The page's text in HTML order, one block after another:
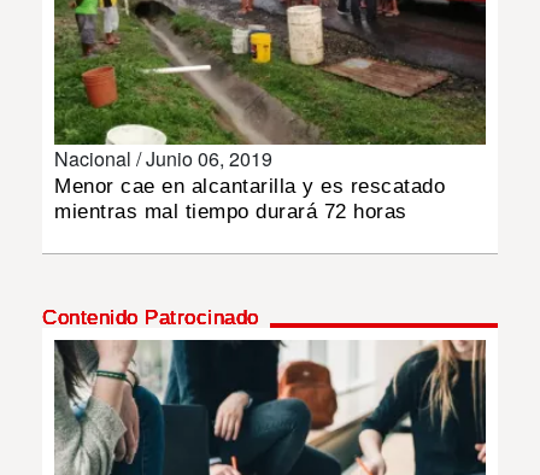
Nacional /Junio 06, 2019
Menor cae en alcantarilla y es rescatado
mientras mal tiempo durará 72 horas
Contenido Patrocinado